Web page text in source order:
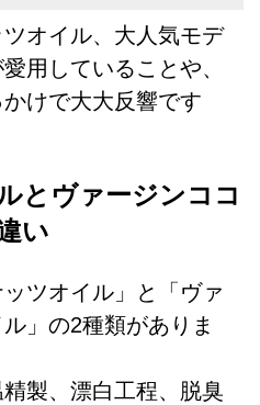
オイル、大人気モデ
用していることや、
けで大大反響です
とヴァージンココ
い
ツオイル」と「ヴァ
」の2種類がありま
製、漂白工程、脱臭